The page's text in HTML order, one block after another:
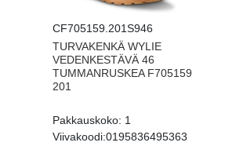
CF705159.201S946
TURVAKENKÄ WYLIE
VEDENKESTÄVÄ 46
TUMMANRUSKEA F705159
201
Pakkauskoko: 1
Viivakoodi:0195836495363